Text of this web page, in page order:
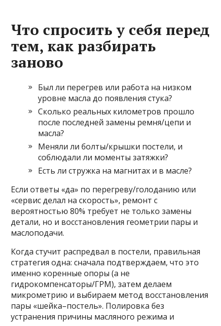
Что спросить у себя перед
тем, как разбирать
заново
Был ли перегрев или работа на низком
уровне масла до появления стука?
Сколько реальных километров прошло
после последней замены ремня/цепи и
масла?
Меняли ли болты/крышки постели, и
соблюдали ли моменты затяжки?
Есть ли стружка на магнитах и в масле?
Если ответы «да» по перегреву/голоданию или
«сервис делал на скорость», ремонт с
вероятностью 80% требует не только замены
детали, но и восстановления геометрии пары и
маслоподачи.
Когда стучит распредвал в постели, правильная
стратегия одна: сначала подтверждаем, что это
именно коренные опоры (а не
гидрокомпенсаторы/ГРМ), затем делаем
микрометрию и выбираем метод восстановления
пары «шейка–постель». Полировка без
устранения причины масляного режима и